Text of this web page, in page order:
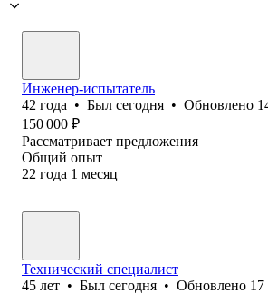
Инженер-испытатель
42 года • Был сегодня • Обновлено
150 000 ₽
Рассматривает предложения
Общий опыт
22 года 1 месяц
Технический специалист
45 лет • Был сегодня • Обновлено